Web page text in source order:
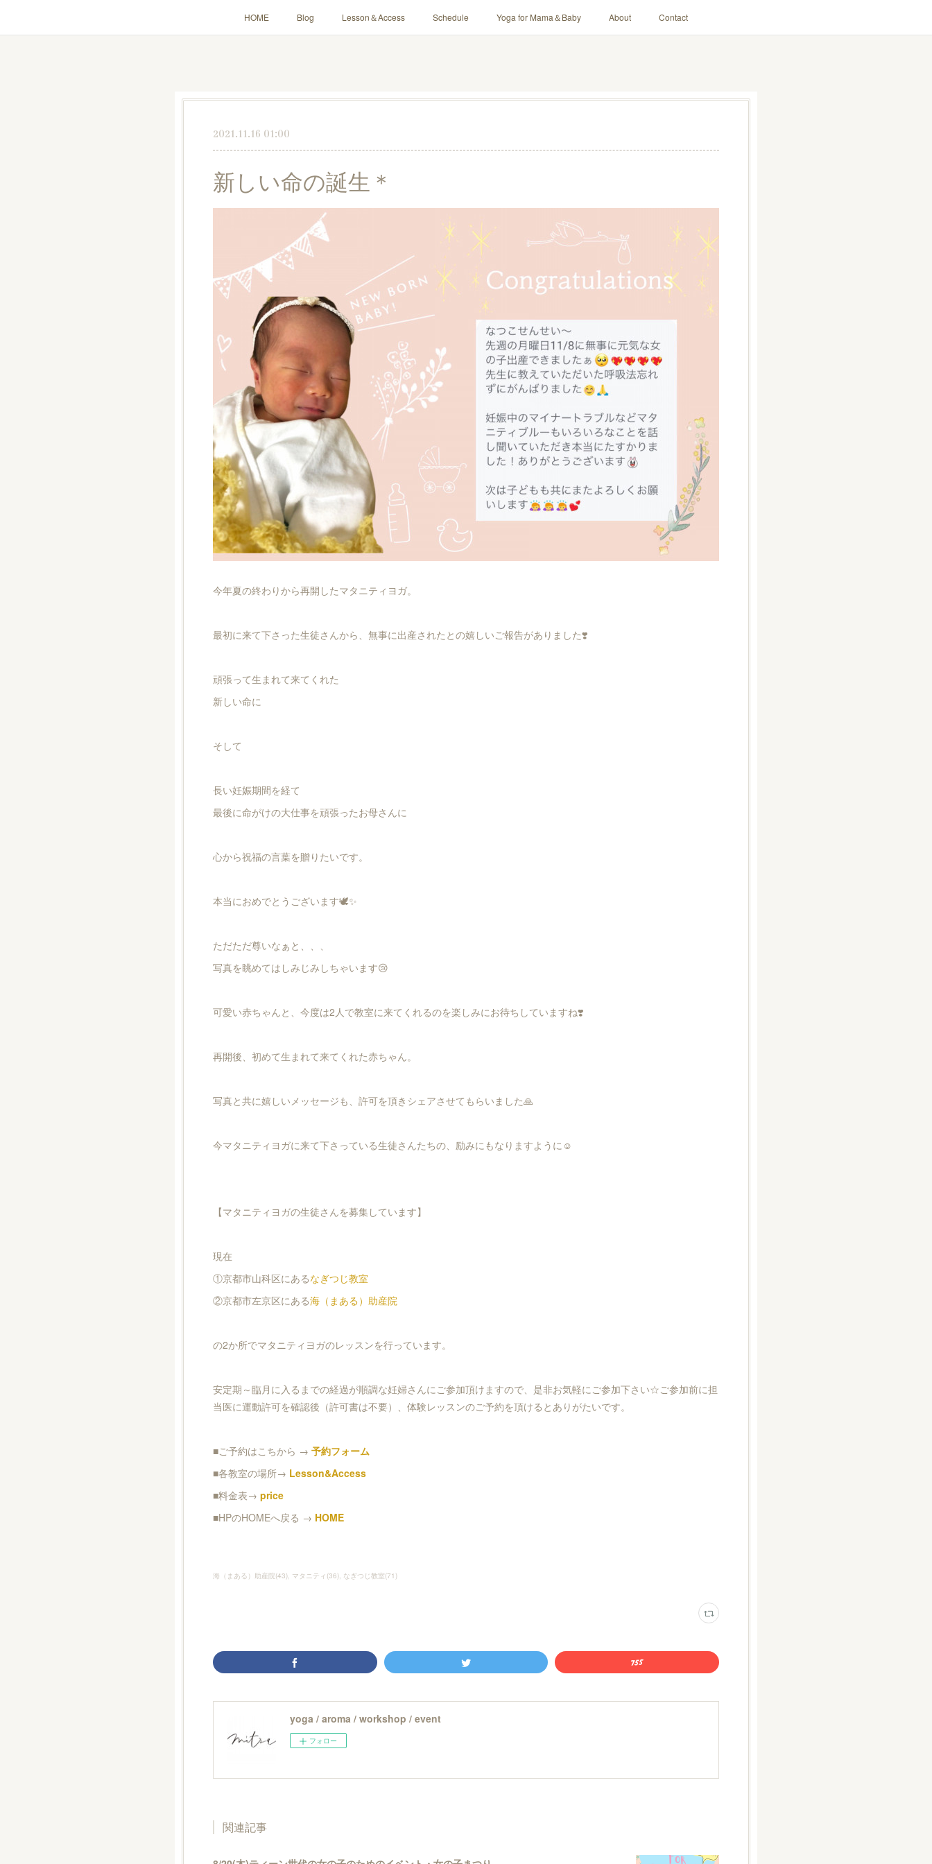
HOME Blog Lesson＆Access Schedule Yoga for Mama＆Baby About Contact
2021.11.16 01:00
新しい命の誕生＊
今年夏の終わりから再開したマタニティヨガ。
最初に来て下さった生徒さんから、無事に出産されたとの嬉しいご報告がありました❣️
頑張って生まれて来てくれた
新しい命に
そして
長い妊娠期間を経て
最後に命がけの大仕事を頑張ったお母さんに
心から祝福の言葉を贈りたいです。
本当におめでとうございます🕊✨
ただただ尊いなぁと、、、
写真を眺めてはしみじみしちゃいます😢
可愛い赤ちゃんと、今度は2人で教室に来てくれるのを楽しみにお待ちしていますね❣️
再開後、初めて生まれて来てくれた赤ちゃん。
写真と共に嬉しいメッセージも、許可を頂きシェアさせてもらいました🙏
今マタニティヨガに来て下さっている生徒さんたちの、励みにもなりますように☺️
【マタニティヨガの生徒さんを募集しています】
現在
①京都市山科区にあるなぎつじ教室
②京都市左京区にある海（まある）助産院
の2か所でマタニティヨガのレッスンを行っています。
安定期～臨月に入るまでの経過が順調な妊婦さんにご参加頂けますので、是非お気軽にご参加下さい☆ご参加前に担
当医に運動許可を確認後（許可書は不要）、体験レッスンのご予約を頂けるとありがたいです。
■ご予約はこちから → 予約フォーム
■各教室の場所→ Lesson&Access
■料金表→ price
■HPのHOMEへ戻る → HOME
海（まある）助産院(43) マタニティ (36) なぎつじ教室(71)
yoga / aroma / workshop / event
フォロー
関連記事